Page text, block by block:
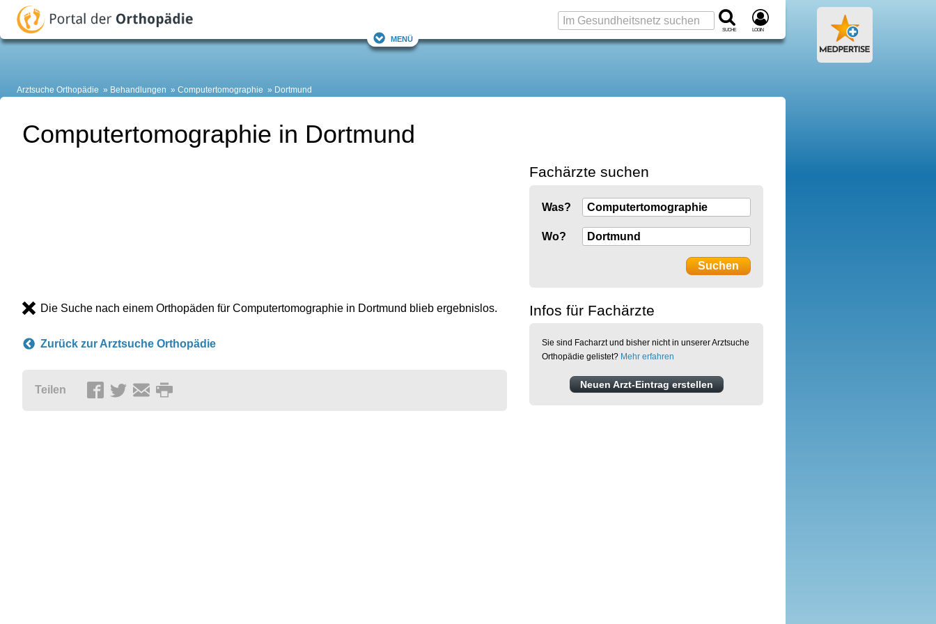
Suche Login
Menü
Arztsuche Orthopädie Behandlungen Computertomographie Dortmund
Computertomographie in Dortmund
Die Suche nach einem Orthopäden für Computertomographie in Dortmund blieb ergebnislos.
Zurück zur Arztsuche Orthopädie
Teilen
Fachärzte suchen
Was?
Wo?
Infos für Fachärzte
Sie sind Facharzt und bisher nicht in unserer Arztsuche
Orthopädie gelistet? Mehr erfahren
Neuen Arzt-Eintrag erstellen